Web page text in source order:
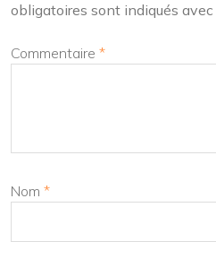
obligatoires sont indiqués avec
Commentaire *
Nom *